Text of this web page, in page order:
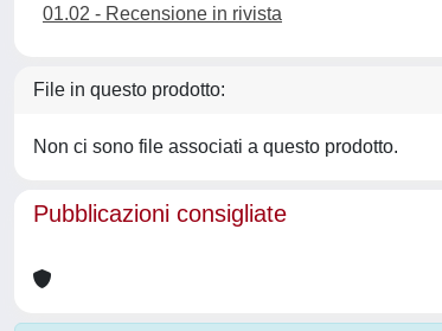
01.02 - Recensione in rivista
File in questo prodotto:
Non ci sono file associati a questo prodotto.
Pubblicazioni consigliate